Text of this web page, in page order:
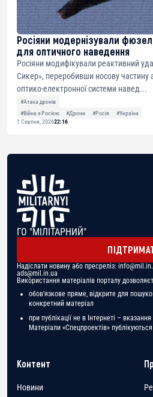
Росіяни модернізували
для оптичного наведення
Росіяни модифікували реактивний
Сикер», переробивши носову частину
оптико-електронної системи навед...
#Атака дронів
#Війна з Росією
#Дрони #Росія
#Україна
1 Серпня, 202622:16
ГО "МІЛІТАРНИЙ"
Надіслати новину або пресреліз:
ads@mil.in.ua
Використання матеріалів порталу
обов'язкове пряме, відкрите для
конкретний матеріал
при публікації не в Інтернеті –
Матеріали «Спецпроектів»
Контент
Новини